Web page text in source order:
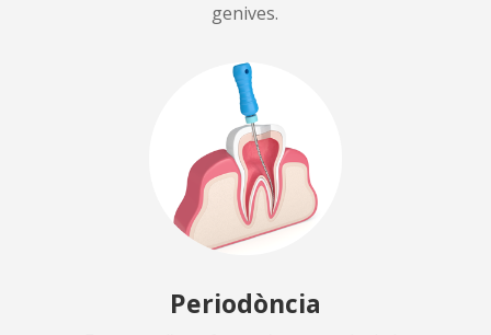
genives.
Periodòncia